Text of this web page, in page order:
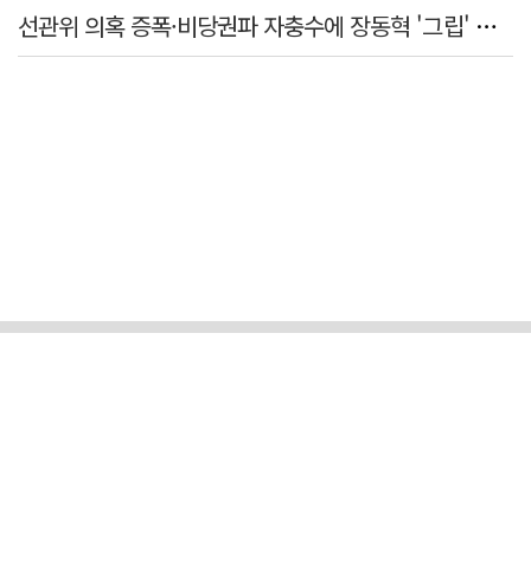
선관위 의혹 증폭·비당권파 자충수에 장동혁 '그립' 더 강해졌다